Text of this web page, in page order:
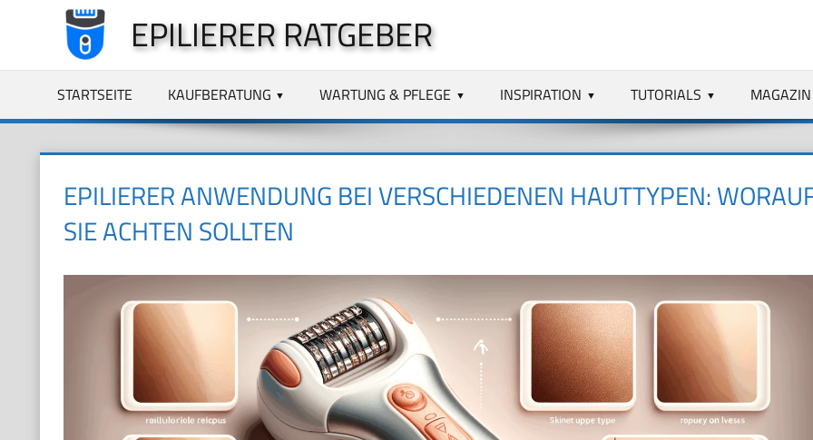
springen
EPILIERER RATGEBER
STARTSEITE KAUFBERATUNG WARTUNG & PFLEGE INSPIRATION TUTORIALS MAGAZIN
EPILIERER ANWENDUNG BEI VERSCHIEDENEN HAUTTYPEN:
SIE ACHTEN SOLLTEN